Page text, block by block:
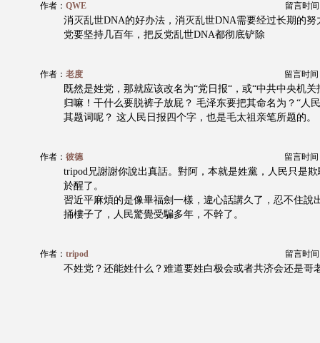
作者： QWE 留言时间
消灭乱世DNA的好办法，消灭乱世DNA需要经过长期的努
党要坚持几百年，把反党乱世DNA都彻底铲除
作者： 老度 留言时间
既然是姓党，那就应该改名为“党日报“，或“中共中央机
归嘛！干什么要脱裤子放屁？ 毛泽东要把其命名为？“人
其题词呢？ 这人民日报四个字，也是毛太祖亲笔所题的。
作者： 彼德 留言时间
tripod兄謝謝你說出真話。對阿，本就是姓黨，人民只是
於醒了。
習近平麻煩的是像畢福劍一樣，違心話講久了，忍不住說
捅樓子了，人民驚覺受騙多年，不幹了。
作者： tripod 留言时间
不姓党？还能姓什么？难道要姓白极会或者共济会还是哥